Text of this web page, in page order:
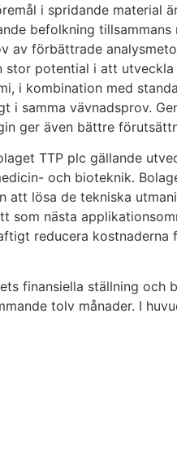
i spridande material
befolkning
av förbättrade
potential i att
i kombination med
samma vävnadsprov.
ger även bättre
TTP plc gällande
och bioteknik.
lösa de tekniska
som nästa
reducera
finansiella ställning och
tolv månader. I